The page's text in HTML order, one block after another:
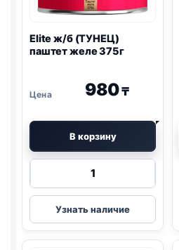
Elite ж/б (ТУНЕЦ)
паштет желе 375г
980₸
В корзину
Количество
Elite
ж/
б
Узнать наличие